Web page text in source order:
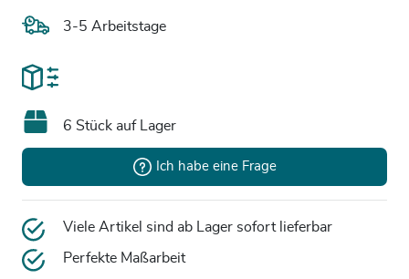
3-5 Arbeitstage
6 Stück auf Lager
Ich habe eine Frage
Viele Artikel sind ab Lager sofort lieferbar
Perfekte Maßarbeit